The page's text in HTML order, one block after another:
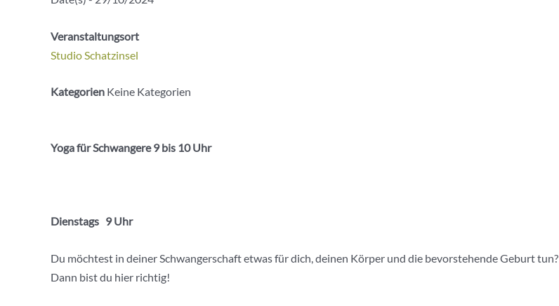
Veranstaltungsort
Studio Schatzinsel
Kategorien Keine Kategorien
Yoga für Schwangere 9 bis 10 Uhr
Dienstags 9 Uhr
Du möchtest in deiner Schwangerschaft etwas für dich, deinen Körper und die bevorstehende Geburt tun?
Dann bist du hier richtig!